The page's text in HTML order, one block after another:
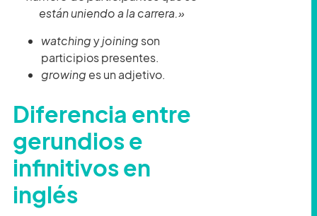
están uniendo a la carrera.»
watchingyjoining son
participios presentes.
growing es un adjetivo.
Diferencia entre
gerundios e
infinitivos en
inglés